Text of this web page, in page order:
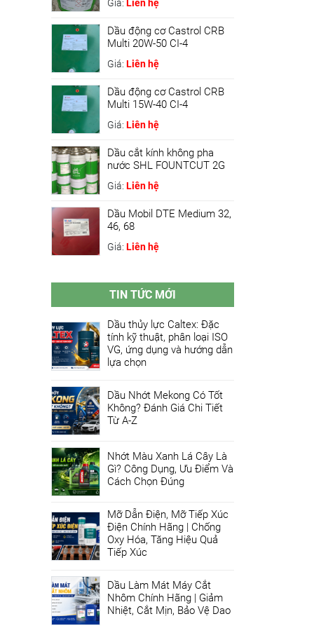
Giá: Liên hệ
Dầu động cơ Castrol CRB
Multi 20W-50 CI-4
Giá: Liên hệ
Dầu động cơ Castrol CRB
Multi 15W-40 CI-4
Giá: Liên hệ
Dầu cắt kính không pha
nước SHL FOUNTCUT 2G
Giá: Liên hệ
Dầu Mobil DTE Medium 32,
46, 68
Giá: Liên hệ
TIN TỨC MỚI
Dầu thủy lực Caltex: Đặc
tính kỹ thuật, phân loại ISO
VG, ứng dụng và hướng dẫn
lựa chọn
Dầu Nhớt Mekong Có Tốt
Không? Đánh Giá Chi Tiết
Từ A-Z
Nhớt Màu Xanh Lá Cây Là
Gì? Công Dụng, Ưu Điểm Và
Cách Chọn Đúng
Mỡ Dẫn Điện, Mỡ Tiếp Xúc
Điện Chính Hãng | Chống
Oxy Hóa, Tăng Hiệu Quả
Tiếp Xúc
Dầu Làm Mát Máy Cắt
Nhôm Chính Hãng | Giảm
Nhiệt, Cắt Mịn, Bảo Vệ Dao